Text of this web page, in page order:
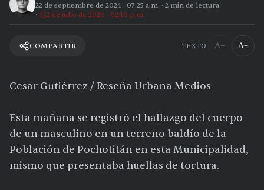
22 de septiembre de 2024 · 07:25 a.m. · 2 min de lectura
2 de julio de 2026 · 02:10 p.m.
COMPARTIR TEXTO A− A+
Cesar Gutiérrez / Reseña Urbana Medios
Esta mañana se registró el hallazgo del cuerpo
de un masculino en un terreno baldío de la
Población de Pochotitán en esta Municipalidad,
mismo que presentaba huellas de tortura.